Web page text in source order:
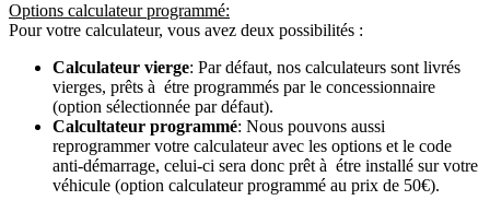
Options calculateur programmé:
Pour votre calculateur, vous avez deux possibilités :
Calculateur vierge: Par défaut, nos calculateurs sont livrés
vierges, prêts à étre programmés par le concessionnaire
(option sélectionnée par défaut).
Calcultateur programmé: Nous pouvons aussi
reprogrammer votre calculateur avec les options et le code
anti-démarrage, celui-ci sera donc prêt à étre installé sur votre
véhicule (option calculateur programmé au prix de 50€).